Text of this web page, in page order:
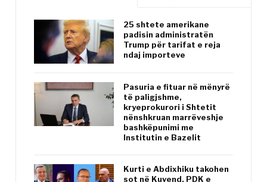
25 shtete amerikane
padisin administratën
Trump për tarifat e reja
ndaj importeve
Pasuria e fituar në mënyrë
të paligjshme,
kryeprokurori i Shtetit
nënshkruan marrëveshje
bashkëpunimi me
Institutin e Bazelit
Kurti e Abdixhiku takohen
sot në Kuvend, PDK e